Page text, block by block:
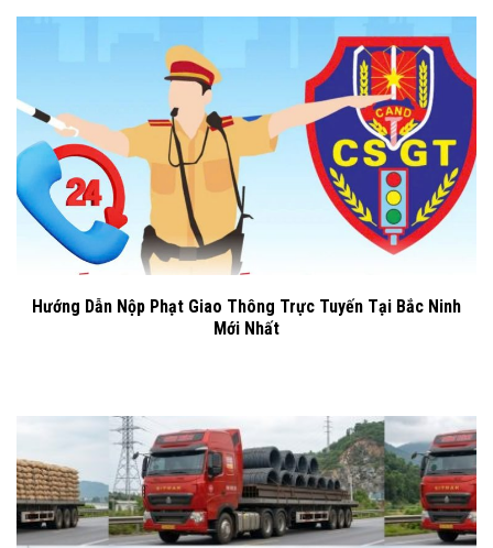
Hướng Dẫn Nộp Phạt Giao Thông Trực Tuyến Tại Bắc Ninh
Mới Nhất